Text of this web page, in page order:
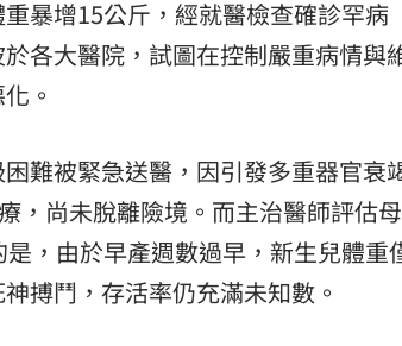
暴增15公斤，經就醫檢查確診罕病
各大醫院，試圖在控制嚴重病情與
。
難被緊急送醫，因引發多重器官衰
，尚未脫離險境。而主治醫師評估
，由於早產週數過早，新生兒體重
搏鬥，存活率仍充滿未知數。